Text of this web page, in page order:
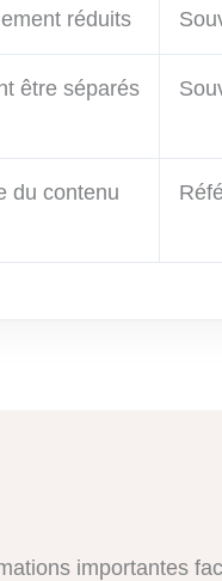
réduits
être séparés
du contenu
importantes